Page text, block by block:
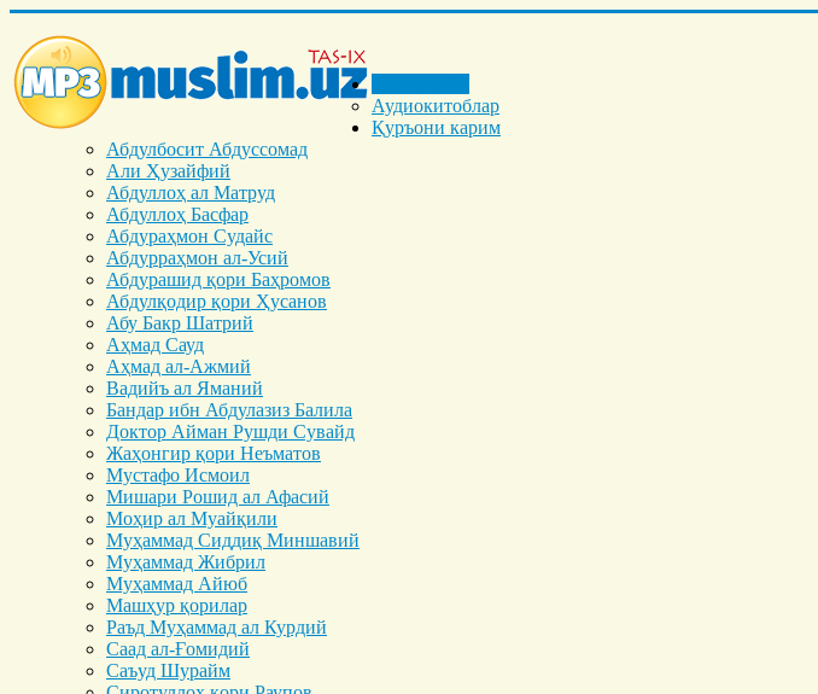
Аудиокитоблар
Қуръони карим
Абдулбосит Абдуссомад
Али Ҳузайфий
Абдуллоҳ ал Матруд
Абдуллоҳ Басфар
Абдураҳмон Судайс
Абдурраҳмон ал-Усий
Абдурашид қори Баҳромов
Абдулқодир қори Ҳусанов
Абу Бакр Шатрий
Аҳмад Сауд
Аҳмад ал-Ажмий
Вадийъ ал Яманий
Бандар ибн Абдулазиз Балила
Доктор Айман Рушди Сувайд
Жаҳонгир қори Неъматов
Мустафо Исмоил
Мишари Рошид ал Афасий
Моҳир ал Муайқили
Муҳаммад Cиддиқ Миншавий
Муҳаммад Жибрил
Муҳаммад Айюб
Машҳур қорилар
Раъд Муҳаммад ал Курдий
Саад ал-Ғомидий
Саъуд Шурайм